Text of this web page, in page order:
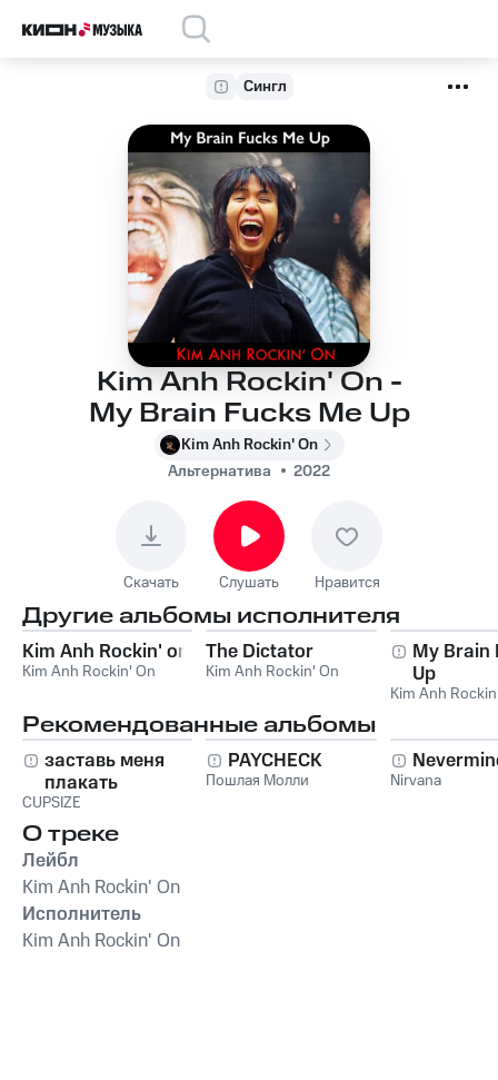
Сингл
Kim Anh Rockin' On -
My Brain Fucks Me Up
Kim Anh Rockin' On
Альтернатива
2022
Скачать Слушать Нравится
Другие альбомы исполнителя
Kim Anh Rockin' on
Kim Anh Rockin' On
The Dictator
Kim Anh Rockin' On
My Brain
Up
Kim Anh
Рекомендованные альбомы
заставь меня
плакать
CUPSIZE
PAYCHECK
Пошлая Молли Nirvana
О треке
Лейбл
Kim Anh Rockin' On
Исполнитель
Kim Anh Rockin' On